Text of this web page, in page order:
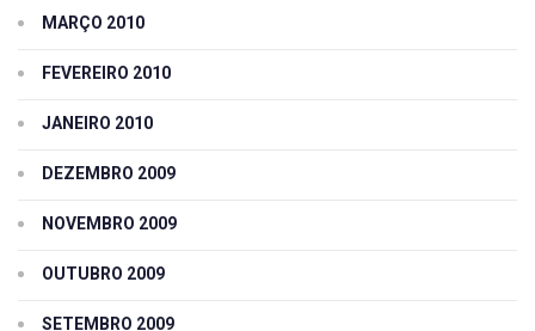
MARÇO 2010
FEVEREIRO 2010
JANEIRO 2010
DEZEMBRO 2009
NOVEMBRO 2009
OUTUBRO 2009
SETEMBRO 2009